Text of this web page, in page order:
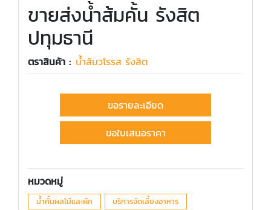
ขายส่งน้ำส้มคั้น รังสิต
ปทุมธานี
ตราสินค้า : น้ำส้มวโรรส รังสิต
ขอรายละเอียด
ขอใบเสนอราคา
หมวดหมู่
น้ำคั้นผลไม้และผัก
บริการจัดเลี้ยงอาหาร